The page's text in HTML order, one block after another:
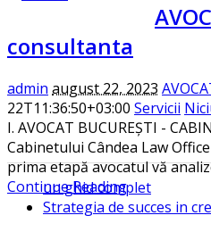
consultanta
admin august 22, 2023
22T11:36:50+03:00 Servicii
I. AVOCAT BUCUREȘTI -
Cabinetului Cândea Law
prima etapă avocatul vă
Continue Reading
un ghid complet
Strategia de succes in